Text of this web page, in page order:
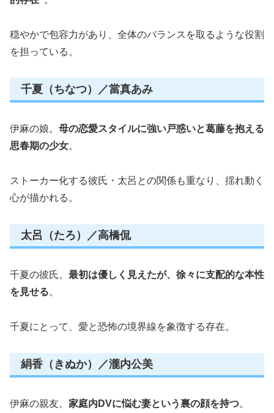
穏やかで包容力があり、全体のバランスを取るような役割
を担っている。
千夏（ちなつ）／當真あみ
伊麻の娘。 母の恋愛スタイルに強い戸惑いと葛藤を抱える
思春期の少女。
ストーカー化する彼氏・太呂との関係も重なり、揺れ動く
心が描かれる。
太呂（たろ）／高橋侃
千夏の彼氏。 最初は優しく見えたが、徐々に支配的な本性
を見せる。
千夏にとって、愛と恐怖の境界線を象徴する存在。
絹香（きぬか）／瀧内公美
伊麻の親友。 家庭内DVに悩む妻という裏の顔を持つ。